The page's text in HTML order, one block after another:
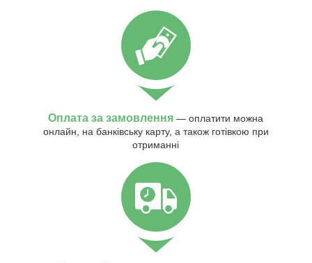
Оплата за замовлення — оплатити можна
онлайн, на банківську карту, а також готівкою при
отриманні